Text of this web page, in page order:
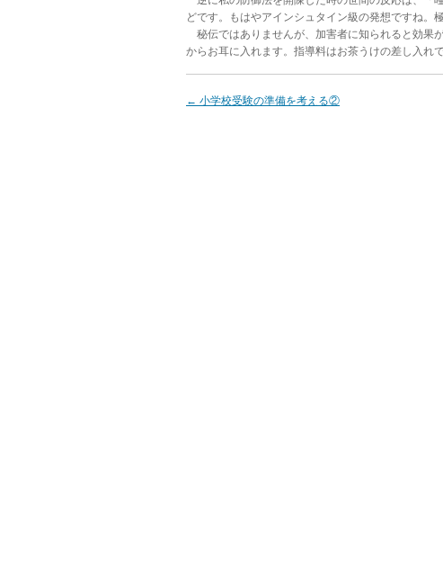
どです。もはやアインシュタイン級の発想ですね。
秘伝ではありませんが、加害者に知られると効果
からお耳に入れます。指導料はお茶うけの差し入れで
← 小学校受験の準備を考える②